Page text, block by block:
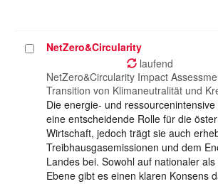
ProjektNetZero&Circularity
laufend
NetZero&Circularity Impact
Transition von Klimaneutralität und
Die energie- und
eine entscheidende Rolle für die
Wirtschaft, jedoch trägt sie auch
Treibhausgasemissionen und dem
Landes bei. Sowohl auf nationaler
Ebene gibt es einen klaren Konsens